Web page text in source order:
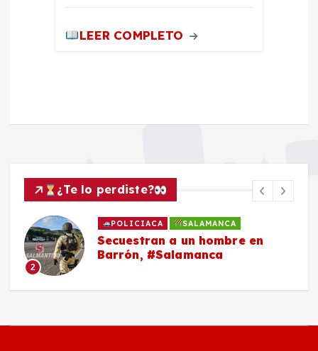
LEER COMPLETO
¿Te lo perdiste?
2
POLICIACA SALAMANCA
Secuestran a un hombre en
Barrón, #Salamanca